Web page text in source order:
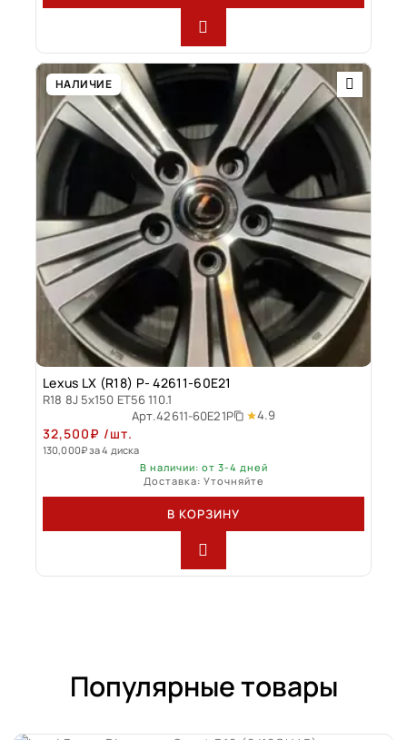
НАЛИЧИЕ
Lexus LX (R18) P- 42611-60E21
R18 8J 5x150 ET56 110.1
Арт.42611-60E21P 4.9
32,500₽ /шт.
130,000₽за 4 диска
В наличии: от 3-4 дней
Доставка: Уточняйте
В КОРЗИНУ
Популярные товары